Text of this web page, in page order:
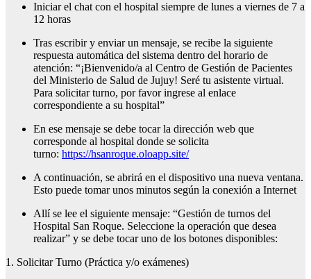
Iniciar el chat con el hospital siempre de lunes a viernes de 7 a
12 horas
Tras escribir y enviar un mensaje, se recibe la siguiente
respuesta automática del sistema dentro del horario de
atención: “¡Bienvenido/a al Centro de Gestión de Pacientes
del Ministerio de Salud de Jujuy! Seré tu asistente virtual.
Para solicitar turno, por favor ingrese al enlace
correspondiente a su hospital”
En ese mensaje se debe tocar la dirección web que
corresponde al hospital donde se solicita
turno: https://hsanroque.oloapp.site/
A continuación, se abrirá en el dispositivo una nueva ventana.
Esto puede tomar unos minutos según la conexión a Internet
Allí se lee el siguiente mensaje: “Gestión de turnos del
Hospital San Roque. Seleccione la operación que desea
realizar” y se debe tocar uno de los botones disponibles:
1. Solicitar Turno (Práctica y/o exámenes)